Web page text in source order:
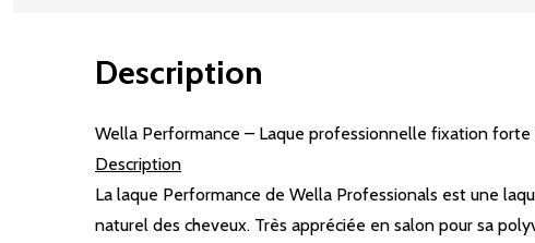
Description
Wella Performance – Laque professionnelle fixation forte
Description
La laque Performance de Wella Professionals est une
naturel des cheveux. Très appréciée en salon pour sa